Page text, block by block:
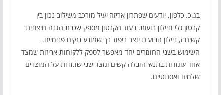
בג.כ. כלפון, יודעים שפתרון אריזה יעיל מורכב משילוב נכון בין
קרטון גלי וניילון בועות. בעוד הקרטון מספק שכבת הגנה חיצונית
קשיחה, ניילון הבועות יוצר ריפוד רך שמונע נזקים פנימיים.
השימוש בשני החומרים יחד מאפשר לספק ללקוחות אריזות שמצד
אחד עומדות בתנאי הובלה קשים ומצד שני שומרות על המוצרים
שלמים ואסתטיים.